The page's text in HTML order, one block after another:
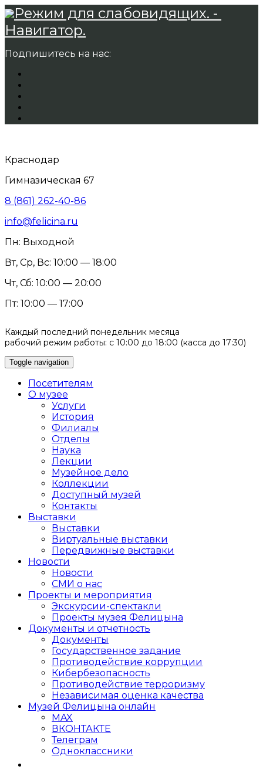
Режим для слабовидящих. -
Навигатор.
Подпишитесь на нас:
Краснодар
Гимназическая 67
8 (861) 262-40-86
info@felicina.ru
Пн: Выходной
Вт, Ср, Вс: 10:00 — 18:00
Чт, Сб: 10:00 — 20:00
Пт: 10:00 — 17:00
Каждый последний понедельник месяца
рабочий режим работы: с 10:00 до 18:00 (касса до 17:30)
Toggle navigation
Посетителям
О музее
Услуги
История
Филиалы
Отделы
Наука
Лекции
Музейное дело
Коллекции
Доступный музей
Контакты
Выставки
Выставки
Виртуальные выставки
Передвижные выставки
Новости
Новости
СМИ о нас
Проекты и мероприятия
Экскурсии-спектакли
Проекты музея Фелицына
Документы и отчетность
Документы
Государственное задание
Противодействие коррупции
Кибер­безопасность
Противодействие терроризму
Независимая оценка качества
Музей Фелицына онлайн
MAX
ВКОНТАКТЕ
Телеграм
Одноклассники